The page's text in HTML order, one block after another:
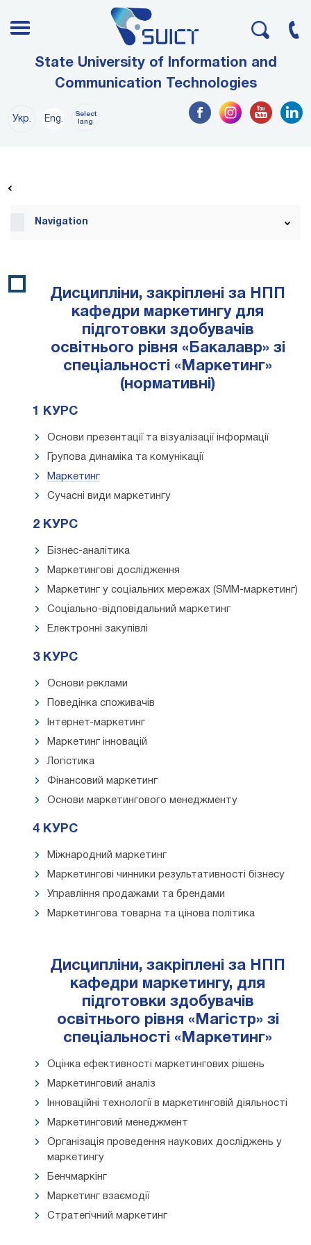
State University of Information and
Communication Technologies
Укр. Eng.
Select
lang
Navigation
Дисципліни, закріплені за НПП
кафедри маркетингу для
підготовки здобувачів
освітнього рівня «Бакалавр» зі
спеціальності «Маркетинг»
(нормативні)
1 КУРС
Основи презентації та візуалізації інформації
Групова динаміка та комунікації
Маркетинг
Сучасні види маркетингу
2 КУРС
Бізнес-аналітика
Маркетингові дослідження
Маркетинг у соціальних мережах (SMM-маркетинг)
Соціально-відповідальний маркетинг
Електронні закупівлі
3 КУРС
Основи реклами
Поведінка споживачів
Інтернет-маркетинг
Маркетинг інновацій
Логістика
Фінансовий маркетинг
Основи маркетингового менеджменту
4 КУРС
Міжнародний маркетинг
Маркетингові чинники результативності бізнесу
Управління продажами та брендами
Маркетингова товарна та цінова політика
Дисципліни, закріплені за НПП
кафедри маркетингу, для
підготовки здобувачів
освітнього рівня «Магістр» зі
спеціальності «Маркетинг»
Оцінка ефективності маркетингових рішень
Маркетинговий аналіз
Інноваційні технології в маркетинговій діяльності
Маркетинговий менеджмент
Організація проведення наукових досліджень у
маркетингу
Бенчмаркінг
Маркетинг взаємодії
Стратегічний маркетинг